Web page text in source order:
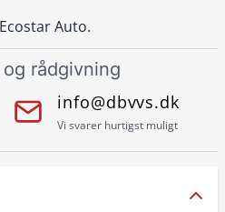
Auto.
rådgivning
info@dbvvs.dk
Vi svarer hurtigst muligt